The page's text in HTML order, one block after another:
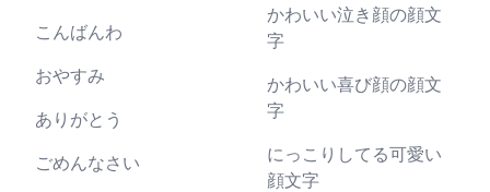
こんばんわ
おやすみ
ありがとう
ごめんなさい
かわいい泣き顔の顔文
字
かわいい喜び顔の顔文
字
にっこりしてる可愛い
顔文字